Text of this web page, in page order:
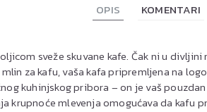
OPIS KOMENTARI
sveže skuvane kafe. Čak ni u
za kafu, vaša kafa pripremljena na
kuhinjskog pribora – on je vaš
krupnoće mlevenja omogućava da kafu